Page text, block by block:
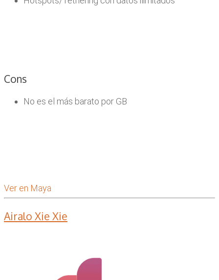
Cons
No es el más barato por GB
Ver en Maya
Airalo Xie Xie